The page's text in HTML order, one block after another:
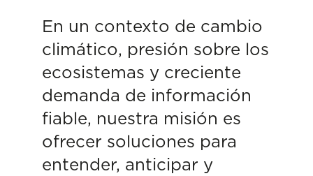
En un contexto de cambio
climático, presión sobre los
ecosistemas y creciente
demanda de información
fiable, nuestra misión es
ofrecer soluciones para
entender, anticipar y